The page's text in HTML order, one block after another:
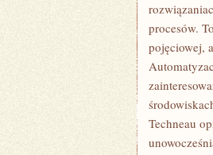
procesów.
pojęciowej,
Techneau